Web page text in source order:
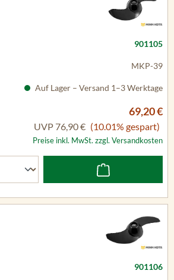
901105
MKP-39
Auf Lager – Versand 1–3 Werktage
69,20 €
UVP 76,90 € (10.01% gespart)
Preise inkl. MwSt. zzgl. Versandkosten
901106